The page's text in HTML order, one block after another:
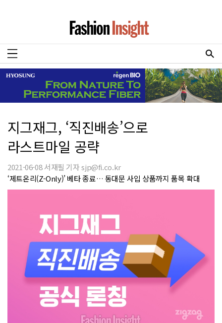
지그재그, ‘직진배송’으로
라스트마일 공략
2021-06-08 서재필 기자 sjp@fi.co.kr
‘제트온리(Z-Only)’ 베타 종료… 동대문 사입 상품까지 품목 확대